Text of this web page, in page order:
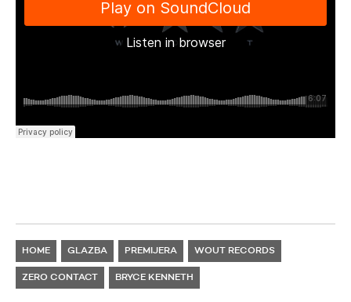
HOME GLAZBA PREMIJERA WOUT RECORDS
ZERO CONTACT BRYCE KENNETH